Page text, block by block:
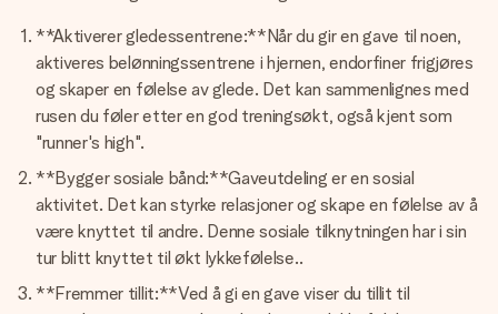
**Aktiverer gledessentrene:**Når du gir en gave til noen,
aktiveres belønningssentrene i hjernen, endorfiner frigjøres
og skaper en følelse av glede. Det kan sammenlignes med
rusen du føler etter en god treningsøkt, også kjent som
"runner's high".
**Bygger sosiale bånd:**Gaveutdeling er en sosial
aktivitet. Det kan styrke relasjoner og skape en følelse av å
være knyttet til andre. Denne sosiale tilknytningen har i sin
tur blitt knyttet til økt lykkefølelse..
**Fremmer tillit:**Ved å gi en gave viser du tillit til